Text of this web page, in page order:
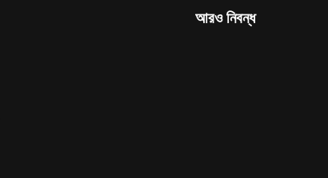
আরও নিবন্ধ